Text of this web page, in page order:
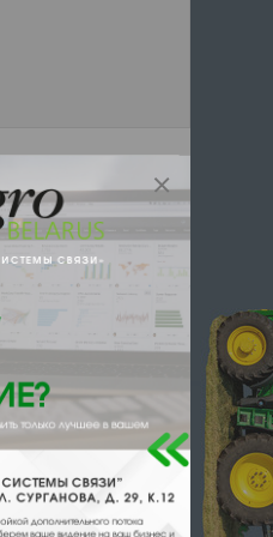
телефоны
пос Масюковщина
Еще